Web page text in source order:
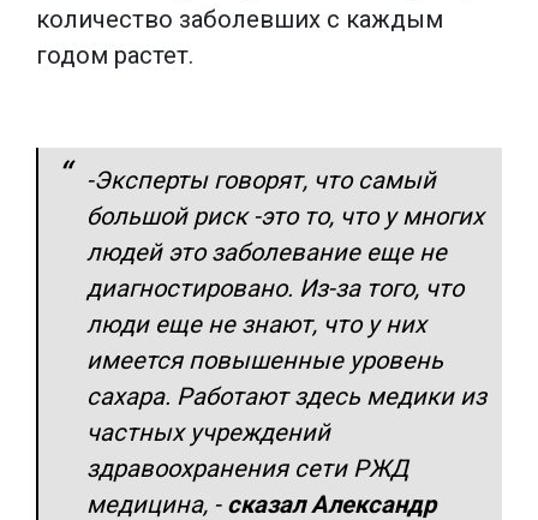
количество заболевших с каждым
годом растет.
-Эксперты говорят, что самый
большой риск -это то, что у многих
людей это заболевание еще не
диагностировано. Из-за того, что
люди еще не знают, что у них
имеется повышенные уровень
сахара. Работают здесь медики из
частных учреждений
здравоохранения сети РЖД
медицина, - сказал Александр